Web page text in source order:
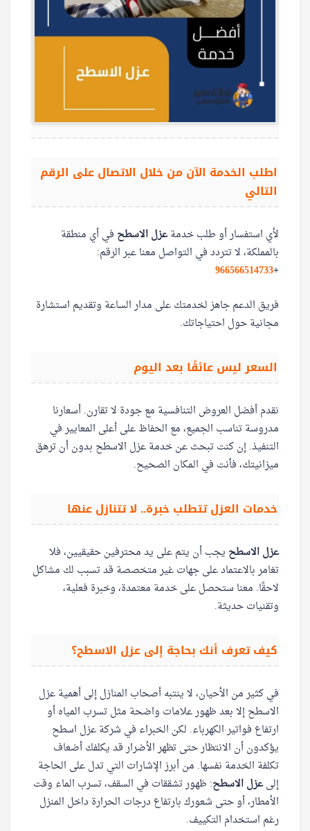
اطلب الخدمة الآن من خلال الاتصال على الرقم
التالي
لأي استفسار أو طلب خدمةعزل الاسطح في أي منطقة
بالمملكة، لا تتردد في التواصل معنا عبر الرقم:
+
966566514733‎‏
فريق الدعم جاهز لخدمتك على مدار الساعة وتقديم استشارة
مجانية حول احتياجاتك.
السعر ليس عائقًا بعد اليوم
نقدم أفضل العروض التنافسية مع جودة لا تقارن. أسعارنا
مدروسة تناسب الجميع، مع الحفاظ على أعلى المعايير في
التنفيذ. إن كنت تبحث عن خدمة عزل الاسطح بدون أن ترهق
ميزانيتك، فأنت في المكان الصحيح.
خدمات العزل تتطلب خبرة.. لا تتنازل عنها
عزل الاسطح يجب أن يتم على يد محترفين حقيقيين، فلا
تغامر بالاعتماد على جهات غير متخصصة قد تسبب لك مشاكل
لاحقًا. معنا ستحصل على خدمة معتمدة، وخبرة فعلية،
وتقنيات حديثة.
كيف تعرف أنك بحاجة إلى عزل الاسطح؟
في كثير من الأحيان، لا ينتبه أصحاب المنازل إلى أهمية عزل
الاسطح إلا بعد ظهور علامات واضحة مثل تسرب المياه أو
ارتفاع فواتير الكهرباء. لكن الخبراء في شركة عزل اسطح
يؤكدون أن الانتظار حتى تظهر الأضرار قد يكلفك أضعاف
تكلفة الخدمة نفسها. من أبرز الإشارات التي تدل على الحاجة
إلىعزل الاسطح: ظهور تشققات في السقف، تسرب الماء وقت
الأمطار، أو حتى شعورك بارتفاع درجات الحرارة داخل المنزل
رغم استخدام التكييف.